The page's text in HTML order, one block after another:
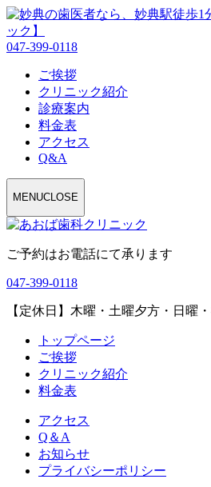
047-399-0118
ご挨拶
クリニック紹介
診療案内
料金表
アクセス
Q&A
MENUCLOSE
ご予約はお電話にて承ります
047-399-0118
【定休日】木曜・土曜夕方・日曜
トップページ
ご挨拶
クリニック紹介
料金表
アクセス
Q＆A
お知らせ
プライバシーポリシー